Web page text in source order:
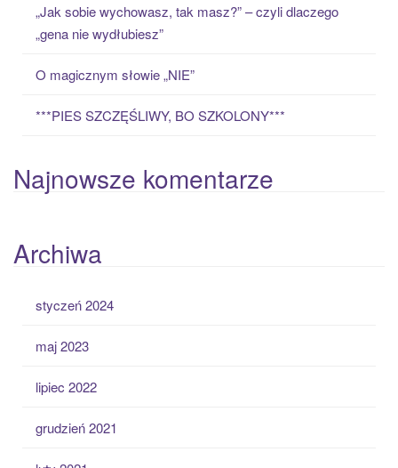
„Jak sobie wychowasz, tak masz?” – czyli dlaczego
„gena nie wydłubiesz”
O magicznym słowie „NIE”
***PIES SZCZĘŚLIWY, BO SZKOLONY***
Najnowsze komentarze
Archiwa
styczeń 2024
maj 2023
lipiec 2022
grudzień 2021